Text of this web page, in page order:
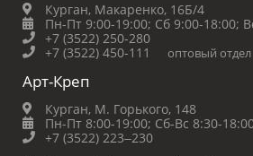
Курган, Макаренко, 16Б/4
Пн-Пт 9:00-19:00; Сб 9:00-18:00;
+7 (3522) 250-280
+7 (3522) 450-111
оптовый отдел
Арт-Креп
Курган, М. Горького, 148
Пн-Пт 8:00-19:00; Сб-Вс 8:30-
+7 (3522) 223‒230